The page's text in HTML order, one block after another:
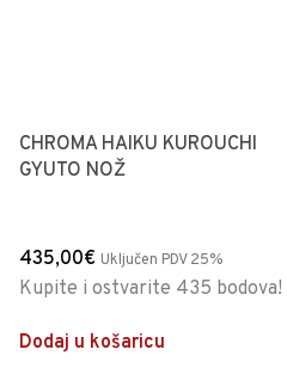
CHROMA HAIKU KUROUCHI
GYUTO NOŽ
435,00€ Uključen PDV 25%
Kupite i ostvarite 435 bodova!
Dodaj u košaricu